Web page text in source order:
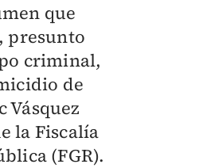
que
presunto
criminal,
de
Vásquez
la Fiscalía
(FGR).